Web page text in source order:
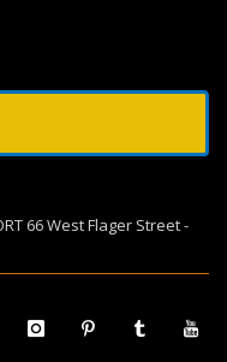
66 West Flager Street -